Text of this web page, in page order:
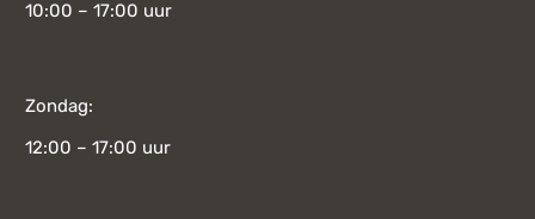
10:00 – 17:00 uur
Zondag:
12:00 – 17:00 uur